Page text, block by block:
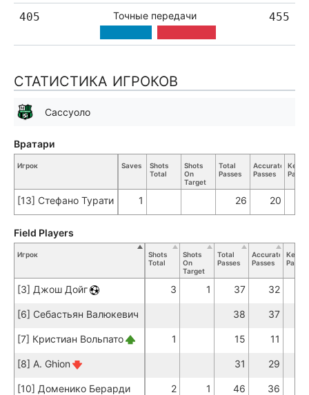
405 Точные передачи 455
СТАТИСТИКА ИГРОКОВ
Сассуоло
Игрок Saves
Shots
Total
Shots
On
Target
Total
Passes
Accurate
Passes
Key
[13] Стефано Турати 1 26 20
Вратари
Игрок
Shots
Total
Shots
On
Target
Total
Passes
Accurate
Passes
Key
Passes
[3] Джош Дойг 3 1 37 32
[6] Себастьян Валюкевич 38 37
[7] Кристиан Вольпато 1 15 11
[8] A. Ghion 31 29
[10] Доменико Берарди 2 1 46 36
Field Players